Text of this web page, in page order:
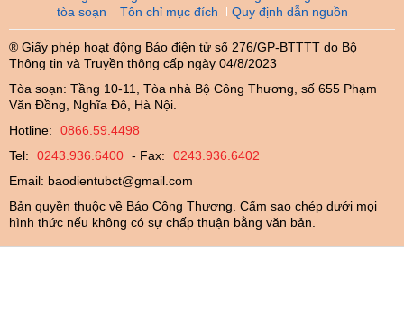
tòa soạn
Tôn chỉ mục đích Quy định dẫn nguồn
® Giấy phép hoạt động Báo điện tử số 276/GP-BTTTT do Bộ
Thông tin và Truyền thông cấp ngày 04/8/2023
Tòa soạn: Tầng 10-11, Tòa nhà Bộ Công Thương, số 655 Phạm
Văn Đồng, Nghĩa Đô, Hà Nội.
Hotline:
0866.59.4498
Tel:
0243.936.6400 - Fax:
0243.936.6402
Email: baodientubct@gmail.com
Bản quyền thuộc về Báo Công Thương. Cấm sao chép dưới mọi
hình thức nếu không có sự chấp thuận bằng văn bản.